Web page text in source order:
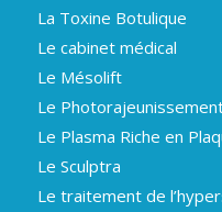
La Toxine Botulique
Le cabinet médical
Le Mésolift
Le
Le Plasma Riche en
Le Sculptra
Le traitement de